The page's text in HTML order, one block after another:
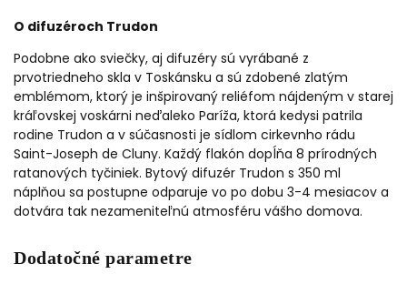
O difuzéroch Trudon
Podobne ako sviečky, aj difuzéry sú vyrábané z
prvotriedneho skla v Toskánsku a sú zdobené zlatým
emblémom, ktorý je inšpirovaný reliéfom nájdeným v starej
kráľovskej voskárni neďaleko Paríža, ktorá kedysi patrila
rodine Trudon a v súčasnosti je sídlom cirkevnho rádu
Saint-Joseph de Cluny. Každý flakón dopĺňa 8 prírodných
ratanových tyčiniek. Bytový difuzér Trudon s 350 ml
náplňou sa postupne odparuje vo po dobu 3-4 mesiacov a
dotvára tak nezameniteľnú atmosféru vášho domova.
Dodatočné parametre